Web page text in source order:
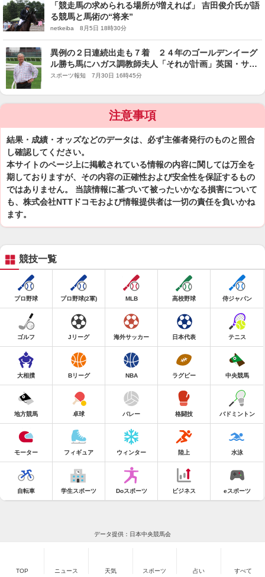
「競走馬の求められる場所が増えれば」 吉田俊介氏が語
る競馬と馬術の“将来”
netkeiba 8月5日 18時30分
異例の２日連続出走も７着 ２４年のゴールデンイーグ
ル勝ち馬にハガス調教師夫人「それが計画」英国・サセ
ックスＳ
スポーツ報知 7月30日 16時45分
注意事項
結果・成績・オッズなどのデータは、必ず主催者発行のものと照合
し確認してください。
本サイトのページ上に掲載されている情報の内容に関しては万全を
期しておりますが、その内容の正確性および安全性を保証するもの
ではありません。 当該情報に基づいて被ったいかなる損害について
も、株式会社NTTドコモおよび情報提供者は一切の責任を負いかね
ます。
競技一覧
プロ野球 プロ野球(2軍) MLB 高校野球 侍ジャパン
ゴルフ Jリーグ 海外サッカー 日本代表 テニス
大相撲 Bリーグ NBA ラグビー 中央競馬
地方競馬 卓球 バレー 格闘技 バドミントン
モーター フィギュア ウィンター 陸上 水泳
自転車 学生スポーツ Doスポーツ ビジネス eスポーツ
データ提供：日本中央競馬会
TOP ニュース 天気 スポーツ 占い すべて